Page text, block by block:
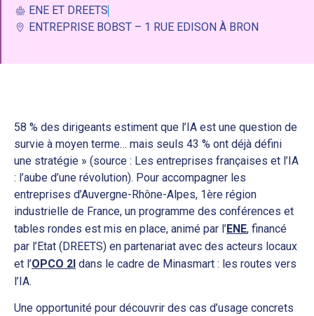
ENE ET DREETS
ENTREPRISE BOBST – 1 RUE EDISON À BRON
58 % des dirigeants estiment que l’IA est une question de
survie à moyen terme… mais seuls 43 % ont déjà défini
une stratégie » (source : Les entreprises françaises et l’IA
: l’aube d’une révolution). Pour accompagner les
entreprises d’Auvergne-Rhône-Alpes, 1ère région
industrielle de France, un programme des conférences et
tables rondes est mis en place, animé par l’ENE, financé
par l’Etat (DREETS) en partenariat avec des acteurs locaux
et l’OPCO 2I dans le cadre de Minasmart : les routes vers
l’IA.
Une opportunité pour découvrir des cas d’usage concrets